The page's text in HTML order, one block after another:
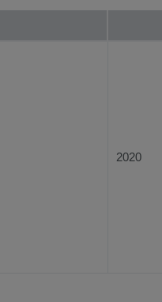
2020